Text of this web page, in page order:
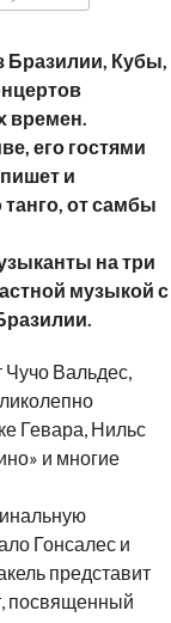
Бразилии, Кубы,
времен.
его гостями
и
от самбы
на три
музыкой с
Вальдес,
Гевара, Нильс
и многие
Гонсалес и
представит
посвященный